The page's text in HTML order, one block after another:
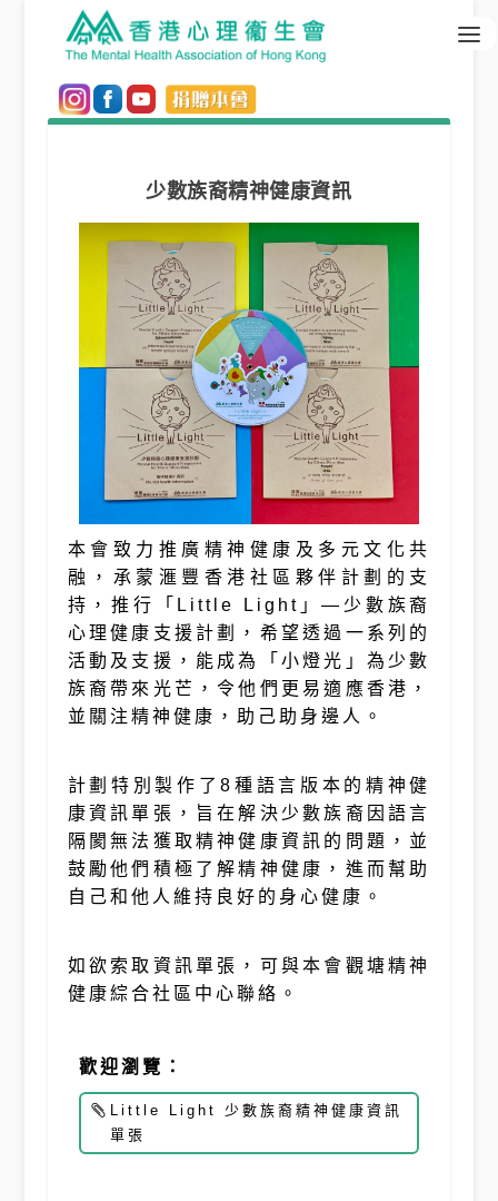
少數族裔精神健康資訊
本會致力推廣精神健康及多元文化共
融，承蒙滙豐香港社區夥伴計劃的支
持，推行「Little Light」—少數族裔
心理健康支援計劃，希望透過一系列的
活動及支援，能成為「小燈光」為少數
族裔帶來光芒，令他們更易適應香港，
並關注精神健康，助己助身邊人。
計劃特別製作了8種語言版本的精神健
康資訊單張，旨在解決少數族裔因語言
隔閡無法獲取精神健康資訊的問題，並
鼓勵他們積極了解精神健康，進而幫助
自己和他人維持良好的身心健康。
如欲索取資訊單張，可與本會觀塘精神
健康綜合社區中心聯絡。
歡迎瀏覽：
Little Light 少數族裔精神健康資訊
單張